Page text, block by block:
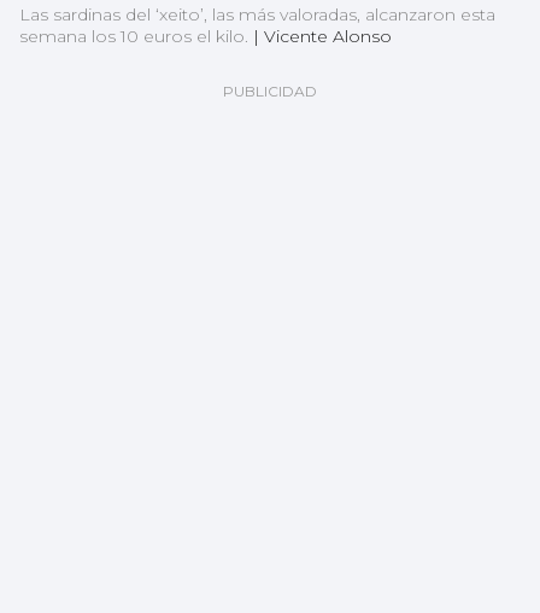
Las sardinas del ‘xeito’, las más valoradas, alcanzaron esta
semana los 10 euros el kilo. | Vicente Alonso